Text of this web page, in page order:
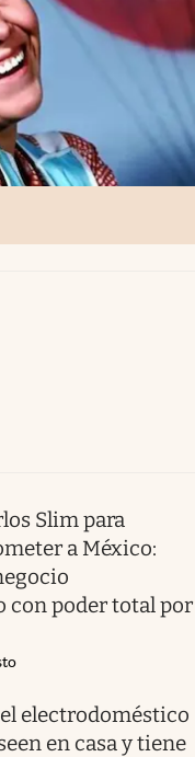
Slim para
a México:
poder total por
electrodoméstico
en casa y tiene